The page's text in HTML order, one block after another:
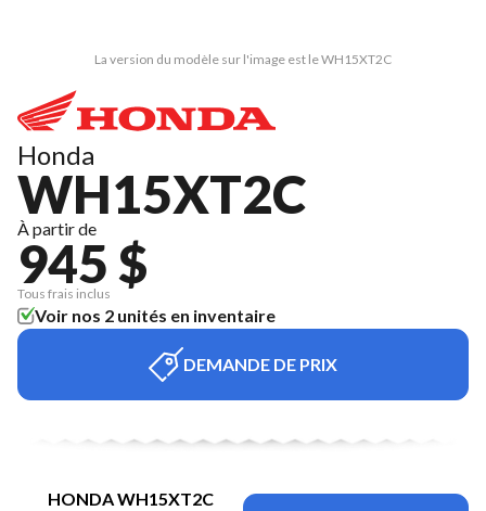
La version du modèle sur l'image est le WH15XT2C
Honda
WH15XT2C
À partir de
945 $
Tous frais inclus
Voir nos 2 unités en inventaire
DEMANDE DE PRIX
HONDA WH15XT2C